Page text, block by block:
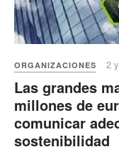
ORGANIZACIONES 2
Las grandes
millones de
comunicar
sostenibilidad